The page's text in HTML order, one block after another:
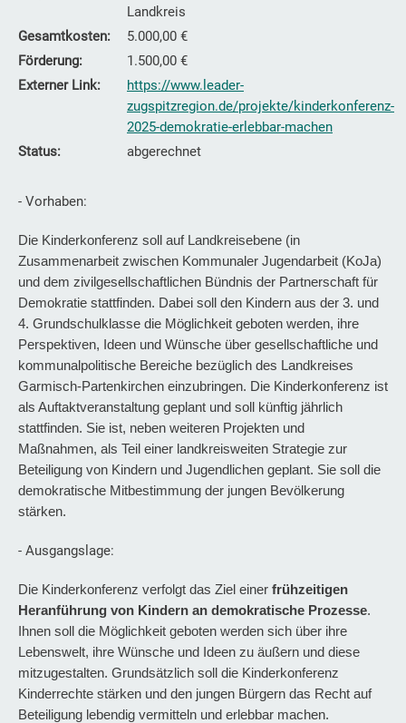
Landkreis
Gesamtkosten:
5.000,00 €
Förderung:
1.500,00 €
Externer Link:
https://www.leader-
zugspitzregion.de/projekte/kinderkonferenz-
2025-demokratie-erlebbar-machen
Status:
abgerechnet
- Vorhaben:
Die Kinderkonferenz soll auf Landkreisebene (in
Zusammenarbeit zwischen Kommunaler Jugendarbeit (KoJa)
und dem zivilgesellschaftlichen Bündnis der Partnerschaft für
Demokratie stattfinden. Dabei soll den Kindern aus der 3. und
4. Grundschulklasse die Möglichkeit geboten werden, ihre
Perspektiven, Ideen und Wünsche über gesellschaftliche und
kommunalpolitische Bereiche bezüglich des Landkreises
Garmisch-Partenkirchen einzubringen. Die Kinderkonferenz ist
als Auftaktveranstaltung geplant und soll künftig jährlich
stattfinden. Sie ist, neben weiteren Projekten und
Maßnahmen, als Teil einer landkreisweiten Strategie zur
Beteiligung von Kindern und Jugendlichen geplant. Sie soll die
demokratische Mitbestimmung der jungen Bevölkerung
stärken.
- Ausgangslage:
Die Kinderkonferenz verfolgt das Ziel einer frühzeitigen
Heranführung von Kindern an demokratische Prozesse.
Ihnen soll die Möglichkeit geboten werden sich über ihre
Lebenswelt, ihre Wünsche und Ideen zu äußern und diese
mitzugestalten. Grundsätzlich soll die Kinderkonferenz
Kinderrechte stärken und den jungen Bürgern das Recht auf
Beteiligung lebendig vermitteln und erlebbar machen.